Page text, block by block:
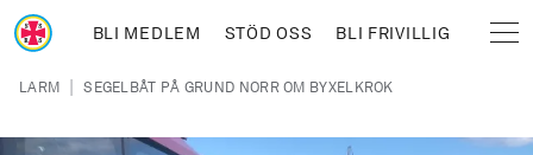
Hoppa till huvudinnehåll
BLI MEDLEM STÖD OSS BLI FRIVILLIG
Länkstig
LARM | SEGELBÅT PÅ GRUND NORR OM BYXELKROK